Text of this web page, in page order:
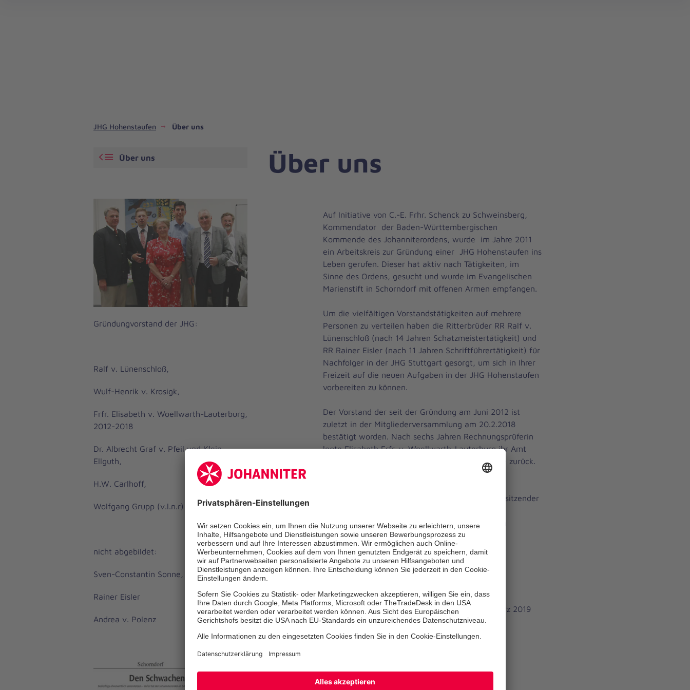
JHG Hohenstaufen Über uns
Über uns
Auf Initiative von C.-E. Frhr. Schenck zu Schweinsberg,
Kommendator der Baden-Württembergischen
Kommende des Johanniterordens, wurde im Jahre 2011
ein Arbeitskreis zur Gründung einer JHG Hohenstaufen ins
Leben gerufen. Dieser hat aktiv nach Tätigkeiten, im
Sinne des Ordens, gesucht und wurde im Evangelischen
Marienstift in Schorndorf mit offenen Armen empfangen.
Um die vielfältigen Vorstandstätigkeiten auf mehrere
Personen zu verteilen haben die Ritterbrüder RR Ralf v.
Lünenschloß (nach 14 Jahren Schatzmeistertätigkeit) und
RR Rainer Eisler (nach 11 Jahren Schriftführertätigkeit) für
Nachfolger in der JHG Stuttgart gesorgt, um sich in Ihrer
Freizeit auf die neuen Aufgaben in der JHG Hohenstaufen
vorbereiten zu können.
Der Vorstand der seit der Gründung am Juni 2012 ist
zuletzt in der Mitgliederversammlung am 20.2.2018
bestätigt worden. Nach sechs Jahren Rechnungsprüferin
legte Elisabeth Frfr. v. Woellwarth-Lauterburg ihr Amt
nieder. Dankbar schauen wir auf ihre sechs Jahre zurück.
Neue Rechnungsprüferin ist Andrea von Polenz.
Gerne steht Ihnen als Ansprechpartner unser Vorsitzender
Über unserer Kontaktseite erreichen Sie ihn auch
elektronisch.
Wulf-Henrik v. Krosigk
In den Geißhecken 7
Nächste Mitgliederversammlung wird am 12. März 2019
um 18 Uhr sein.
Über uns
Gründungvorstand der JHG:
Ralf v. Lünenschloß,
Wulf-Henrik v. Krosigk,
Frfr. Elisabeth v. Woellwarth-Lauterburg,
2012-2018
Dr. Albrecht Graf v. Pfeil und Klein-
Ellguth,
H.W. Carlhoff,
Wolfgang Grupp (v.l.n.r)
nicht abgebildet:
Sven-Constantin Sonne,
Rainer Eisler
Andrea v. Polenz